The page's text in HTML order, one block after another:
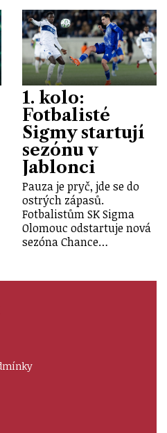
1. kolo:
Fotbalisté
Sigmy startují
sezónu v
Jablonci
Pauza je pryč, jde se do
ostrých zápasů.
Fotbalistům SK Sigma
Olomouc odstartuje nová
sezóna Chance…